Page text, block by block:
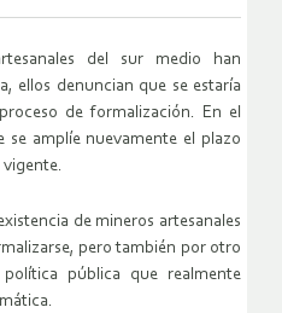
del sur medio han
ellos denuncian que se estaría
de formalización. En el
amplíe nuevamente el plazo
de mineros artesanales
pero también por otro
pública que realmente